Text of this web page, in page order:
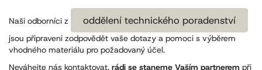
Naši odborníci z oddělení technického poradenství
jsou připraveni zodpovědět vaše dotazy a pomoci s výběrem
vhodného materiálu pro požadovaný účel.
Neváhejte nás kontaktovat, rádi se staneme Vaším partnerem při